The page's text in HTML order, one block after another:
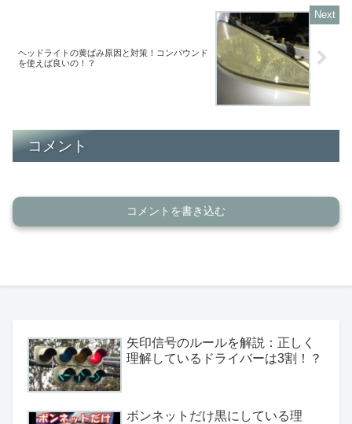
ヘッドライトの黄ばみ原因と対策！コンパウンド
を使えば良いの！？
コメント
コメントを書き込む
矢印信号のルールを解説：正しく
理解しているドライバーは3割！？
ボンネットだけ黒にしている理